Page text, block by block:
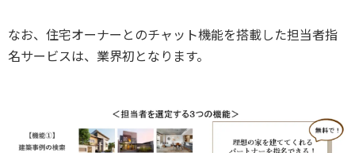
なお、住宅オーナーとのチャット機能を搭載した担当者指
名サービスは、業界初となります。